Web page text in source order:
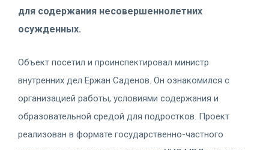
для содержания несовершеннолетних
осужденных.
Объект посетил и проинспектировал министр
внутренних дел Ержан Саденов. Он ознакомился с
организацией работы, условиями содержания и
образовательной средой для подростков. Проект
реализован в формате государственно-частного